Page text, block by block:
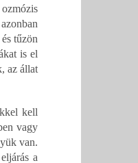
tűzön
is el
az állat
kell
vagy
van.
a